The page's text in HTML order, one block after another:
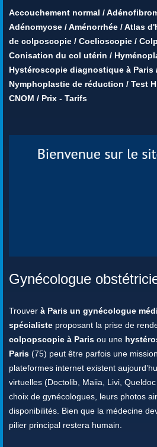
Accouchement normal /
Adénomyose /Aménorrhée /Atlas
de colposcopie / Coelioscopie /
Conisation du col utérin /
Hystéroscopie diagnostique à Paris
Nymphoplastie de réduction / Test
CNOM / Prix - Tarifs
Gynécologue
Trouver à Paris un gynécologue
spécialiste proposant la prise de
colpopscopie à Paris ou une
Paris (75) peut être parfois une
plateformes internet existent
virtuelles (Doctolib, Maiia, Livi,
choix de gynécologues, leurs photos
disponibilités. Bien que la médecine
pilier principal restera humain.